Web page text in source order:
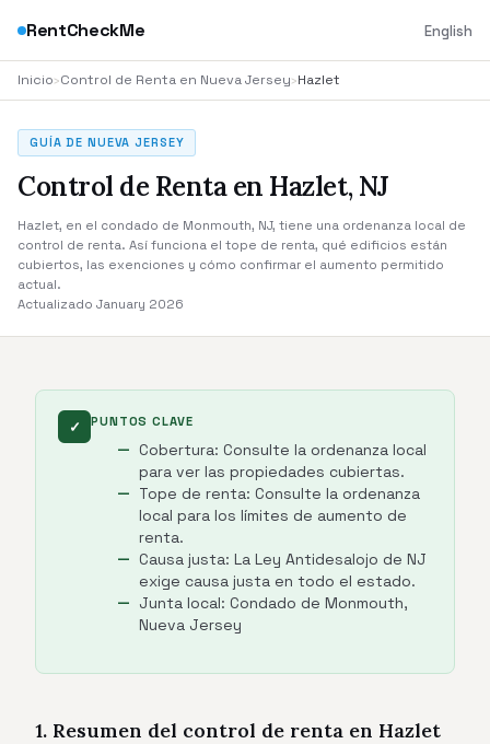
RentCheckMe English
Inicio›Control de Renta en Nueva Jersey›Hazlet
GUÍA DE NUEVA JERSEY
Control de Renta en Hazlet, NJ
Hazlet, en el condado de Monmouth, NJ, tiene una ordenanza local de
control de renta. Así funciona el tope de renta, qué edificios están
cubiertos, las exenciones y cómo confirmar el aumento permitido
actual.
Actualizado January 2026
✓ PUNTOS CLAVE
Cobertura: Consulte la ordenanza local
para ver las propiedades cubiertas.
Tope de renta: Consulte la ordenanza
local para los límites de aumento de
renta.
Causa justa: La Ley Antidesalojo de NJ
exige causa justa en todo el estado.
Junta local: Condado de Monmouth,
Nueva Jersey
1. Resumen del control de renta en Hazlet